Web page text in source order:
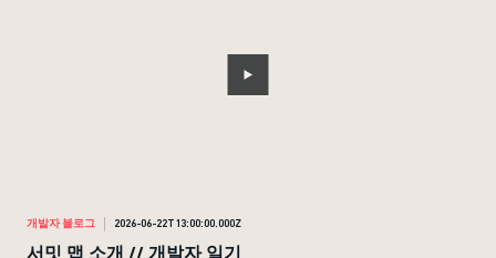
개발자 블로그 2026-06-22T13:00:00.000Z
서밋 맵 소개 // 개발자 일기